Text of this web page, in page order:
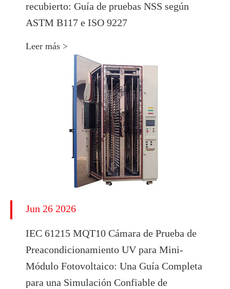
recubierto: Guía de pruebas NSS según
ASTM B117 e ISO 9227
Leer más >
Jun 26 2026
IEC 61215 MQT10 Cámara de Prueba de
Preacondicionamiento UV para Mini-
Módulo Fotovoltaico: Una Guía Completa
para una Simulación Confiable de